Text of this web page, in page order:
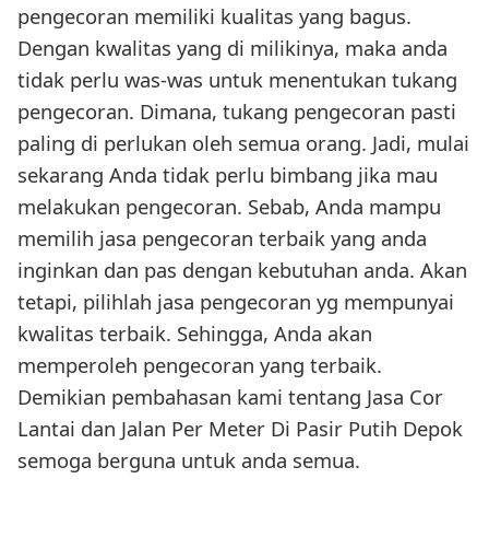
pengecoran memiliki kualitas yang bagus.
Dengan kwalitas yang di milikinya, maka anda
tidak perlu was-was untuk menentukan tukang
pengecoran. Dimana, tukang pengecoran pasti
paling di perlukan oleh semua orang. Jadi, mulai
sekarang Anda tidak perlu bimbang jika mau
melakukan pengecoran. Sebab, Anda mampu
memilih jasa pengecoran terbaik yang anda
inginkan dan pas dengan kebutuhan anda. Akan
tetapi, pilihlah jasa pengecoran yg mempunyai
kwalitas terbaik. Sehingga, Anda akan
memperoleh pengecoran yang terbaik.
Demikian pembahasan kami tentang Jasa Cor
Lantai dan Jalan Per Meter Di Pasir Putih Depok
semoga berguna untuk anda semua.